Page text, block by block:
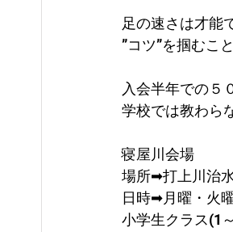
足の速さは才能
”コツ”を掴むこ
入会半年での５
学校では教わら
寝屋川会場
場所➡打上川治
日時➡月曜・火
小学生クラス(1